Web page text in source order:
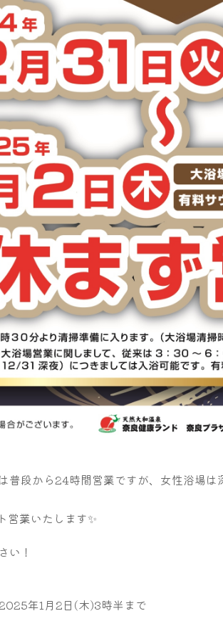
普段から24時間営業ですが、女性浴場
営業いたします✨
い！
年1月2日(木)3時半まで